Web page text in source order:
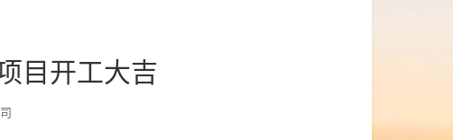
目开工大吉